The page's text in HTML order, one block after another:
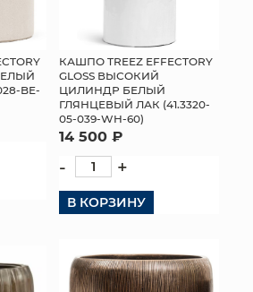
ТОРГОВЫЙ ЦЕНТР
ОПТОВЫМ КЛИЕНТАМ
ДОСТАВКА И ОПЛАТА
КОНТАКТЫ
BE-
КАШПО TREEZ EFFECTORY
GLOSS ВЫСОКИЙ
ЦИЛИНДР БЕЛЫЙ
ГЛЯНЦЕВЫЙ ЛАК (41.3320-
05-039-WH-60)
14 500 ₽
- +
В КОРЗИНУ